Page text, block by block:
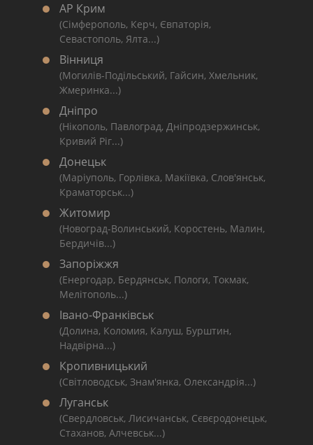
АР Крим
(Сімферополь, Керч, Євпаторія,
Севастополь, Ялта...)
Вінниця
(Могилів-Подільський, Гайсин, Хмельник,
Жмеринка...)
Дніпро
(Нікополь, Павлоград, Дніпродзержинськ,
Кривий Ріг...)
Донецьк
(Маріуполь, Горлівка, Макіївка, Слов'янськ,
Краматорськ...)
Житомир
(Новоград-Волинський, Коростень, Малин,
Бердичів...)
Запоріжжя
(Енергодар, Бердянськ, Пологи, Токмак,
Мелітополь...)
Івано-Франківськ
(Долина, Коломия, Калуш, Бурштин,
Надвірна...)
Кропивницький
(Світловодськ, Знам'янка, Олександрія...)
Луганськ
(Свердловськ, Лисичанськ, Сєвєродонецьк,
Стаханов, Алчевськ...)